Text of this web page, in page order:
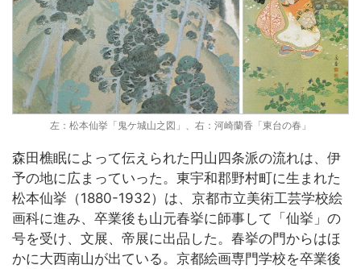
左：松本仙挙「鬼ケ城山之図」、右：河崎蘭香「東台の春」
森田樵眠によって伝えられた円山四条派の流れは、伊
予の地に広まっていった。東宇和郡野村町に生まれた
松本仙挙（1880-1932）は、京都市立美術工芸学校絵
画科に進み、卒業後も山元春挙に師事して「仙挙」の
号を受け、文展、帝展に出品した。春挙の門からはほ
かに大西南山が出ている。京都絵画専門学校を卒業後